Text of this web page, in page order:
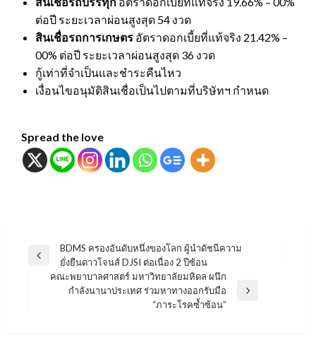
ต่อปี ระยะเวลาผ่อนสูงสุด 54 งวด
สินเชื่อรถการเกษตร อัตราดอกเบี้ยที่แท้จริง 21.42% –
00% ต่อปี ระยะเวลาผ่อนสูงสุด 36 งวด
กู้เท่าที่จำเป็นและชำระคืนไหว
เงื่อนไขอนุมัติสินเชื่อเป็นไปตามที่บริษัทฯ กำหนด
Spread the love
แนะแนว
Previous
BDMS ครองอันดับหนึ่งของโลก ผู้นำดัชนีความ
ยั่งยืนดาวโจนส์ DJSI ต่อเนื่อง 2 ปีซ้อน
คณะพยาบาลศาสตร์ มหาวิทยาลัยมหิดล ผนึก
กำลังนานาประเทศ ร่วมหาทางออกรับมือ
“ภาระโรคซ้ำซ้อน”